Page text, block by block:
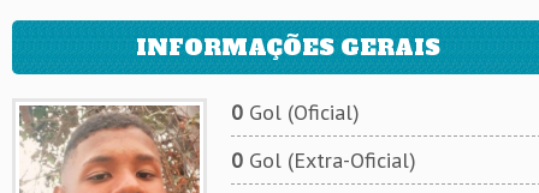
INFORMAÇÕES GERAIS
0Gol (Oficial)
0Gol (Extra-Oficial)